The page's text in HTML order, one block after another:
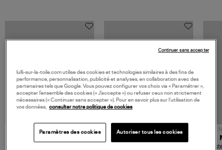
NOUVELLE COLLECTION
lulli-sur-la-toile.com utilise des cookies et technologies similaires à des fins de
performance, personnalisation, publicité et analyses, en collaboration avec des
partenaires tels que Google. Vous pouvez configurer vos choix via « Paramétrer »,
accepter l’ensemble des cookies (« J’accepte ») ou refuser ceux non strictement
nécessaires (« Continuer sans accepter »). Pour en savoir plus sur l’utilisation de
vos données, consulter notre politique de cookies
Paramètres des cookies Autoriser tous les cookies
Continuer sans accepter